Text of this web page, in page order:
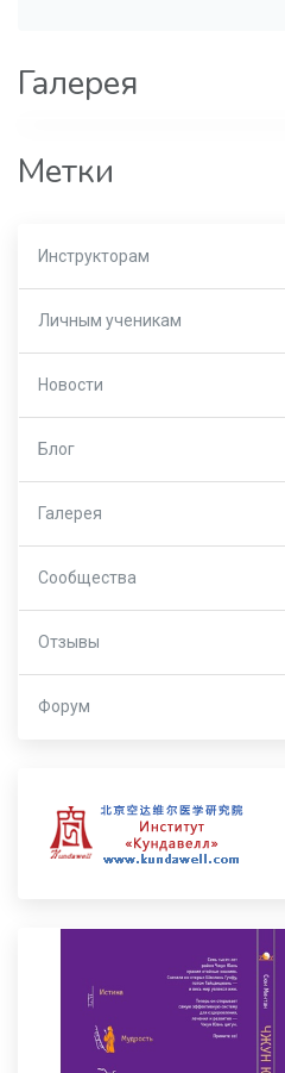
Галерея
Метки
Инструкторам
Личным ученикам
Новости
Блог
Галерея
Сообщества
Отзывы
Форум